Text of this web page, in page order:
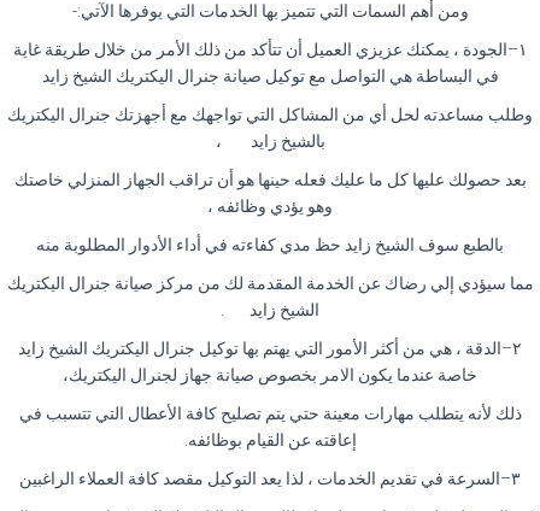
ومن أهم السمات التي تتميز بها الخدمات التي يوفرها الآتي:-
١–الجودة ، يمكنك عزيزي العميل أن تتأكد من ذلك الأمر من خلال طريقة غاية
في البساطة هي التواصل مع توكيل صيانة جنرال اليكتريك الشيخ زايد
وطلب مساعدته لحل أي من المشاكل التي تواجهك مع أجهزتك جنرال اليكتريك
بالشيخ زايد
،
بعد حصولك عليها كل ما عليك فعله حينها هو أن تراقب الجهاز المنزلي خاصتك
وهو يؤدي وظائفه ،
بالطبع سوف الشيخ زايد حظ مدي كفاءته في أداء الأدوار المطلوبة منه
مما سيؤدي إلي رضاك عن الخدمة المقدمة لك من مركز صيانة جنرال اليكتريك
الشيخ زايد
٢–الدقة ، هي من أكثر الأمور التي يهتم بها توكيل جنرال اليكتريك الشيخ زايد
خاصة عندما يكون الامر بخصوص صيانة جهاز لجنرال اليكتريك،
ذلك لأنه يتطلب مهارات معينة حتي يتم تصليح كافة الأعطال التي تتسبب في
إعاقته عن القيام بوظائفه
٣–السرعة في تقديم الخدمات ، لذا يعد التوكيل مقصد كافة العملاء الراغبين